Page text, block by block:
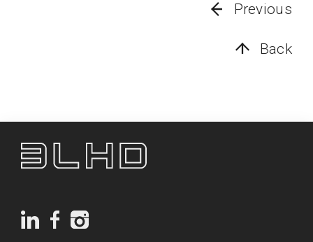
Previous
Back